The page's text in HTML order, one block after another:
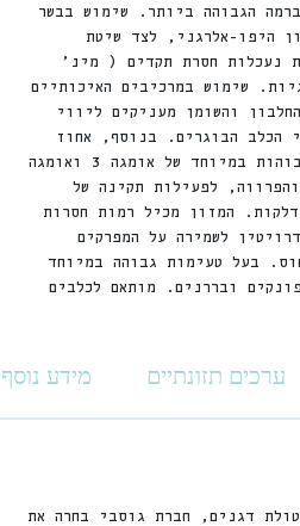
הגבוהה ביותר. שימוש בבשר
היפו-אלרגני, לצד שיטת
נעכלות חסרת תקדים ( מינ’
שימוש במרכיבים האיכותיים
והשומן מעניקים ליווי
הכלב הבוגרים. בנוסף, אחוז
הדגים הגבוה מקנה רמות גבוהות במיוחד של אומגה 3 ואומגה
והפרווה, לפעילות תקינה של
המזון מכיל רמות חסרות
לשמירה על המפרקים
בעל טעימות גבוהה במיוחד
ובררנים. מותאם לכלבים
ערכים תזונתיים מידע נוסף
דגנים, חברת גוסבי בחרה את